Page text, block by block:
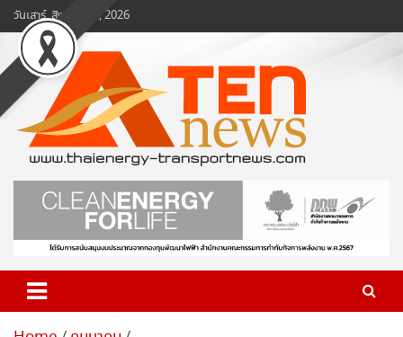
Skip
to
content
วันเสาร์, สิงหาคม 8, 2026
www.ten-news.com
ข่าวพลังงานและคมนาคม